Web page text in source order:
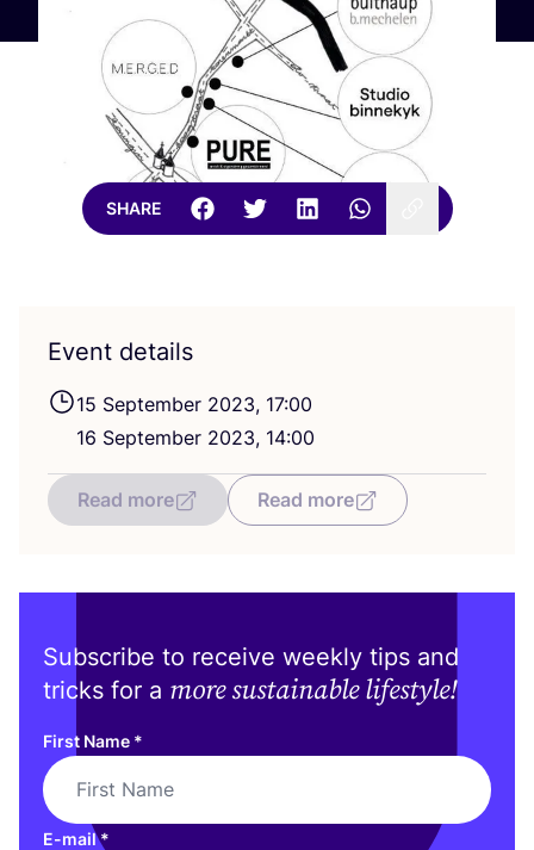
SHARE
Event details
15 September 2023, 17:00
16 September 2023, 14:00
Read more Read more
Subscribe to receive weekly tips and
tricks for a more sustainable lifestyle!
First Name *
E-mail*